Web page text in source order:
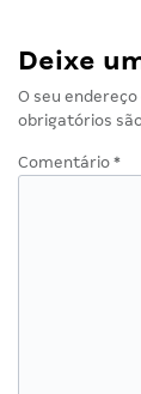
Deixe
O seu
obrigatórios
Comentário *